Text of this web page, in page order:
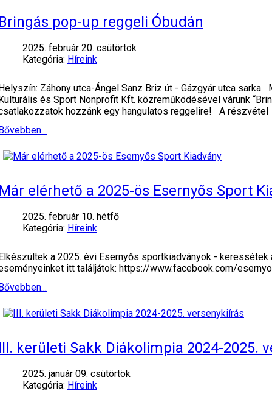
pop-up reggeli Óbudán
2025. február 20. csütörtök
Kategória: Híreink
Záhony utca-Ángel Sanz Briz út - Gázgyár utca
és Sport Nonprofit Kft. közreműködésével várunk
hozzánk egy hangulatos reggelire! A részvétel
elérhető a 2025-ös Esernyős Sport
2025. február 10. hétfő
Kategória: Híreink
a 2025. évi Esernyős sportkiadványok -
itt találjátok: https://www.facebook.com/
kerületi Sakk Diákolimpia 2024-2025.
2025. január 09. csütörtök
Kategória: Híreink